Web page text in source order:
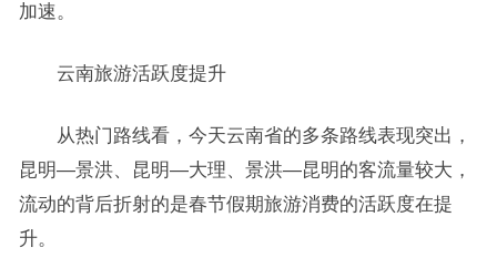
加速。
云南旅游活跃度提升
从热门路线看，今天云南省的多条路线表现突出，
昆明—景洪、昆明—大理、景洪—昆明的客流量较大，
流动的背后折射的是春节假期旅游消费的活跃度在提
升。